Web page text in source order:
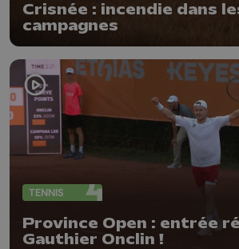
Crisnée : incendie dans
campagnes
TENNIS
Province Open : entrée
Gauthier Onclin !